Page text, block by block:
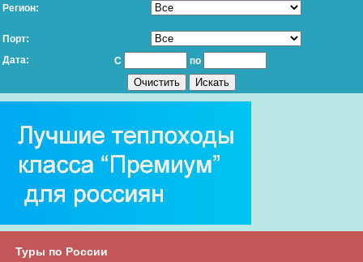
Регион:
Порт:
Дата:
С по
Туры по России